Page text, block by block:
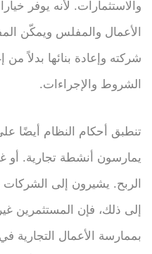
والاستثمارات. لأنه يوفر
الأعمال والمفلس ويمكّن
شركته وإعادة بنائها بدلاً
الشروط والإجراءات.
تنطبق أحكام النظام أيضًا
يمارسون أنشطة تجارية. أو
الربح. يشيرون إلى الشركات
إلى ذلك، فإن المستثمرين
بممارسة الأعمال التجارية